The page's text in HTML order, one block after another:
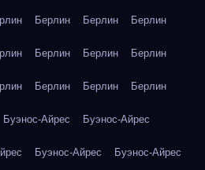
Берлин Берлин Берлин
Берлин Берлин Берлин
Берлин Берлин Берлин
Буэнос-Айрес Буэнос-Айрес
Буэнос-Айрес Буэнос-Айрес